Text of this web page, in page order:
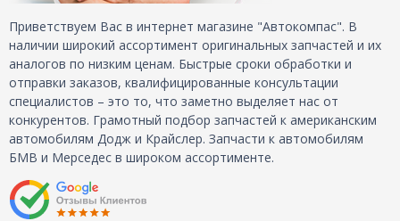
Приветствуем Вас в интернет магазине "Автокомпас". В
наличии широкий ассортимент оригинальных запчастей и их
аналогов по низким ценам. Быстрые сроки обработки и
отправки заказов, квалифицированные консультации
специалистов – это то, что заметно выделяет нас от
конкурентов. Грамотный подбор запчастей к американским
автомобилям Додж и Крайслер. Запчасти к автомобилям
БМВ и Мерседес в широком ассортименте.